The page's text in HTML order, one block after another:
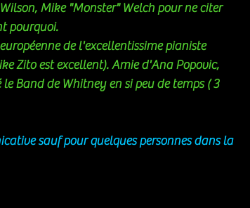
Mike "Monster" Welch pour ne citer
pourquoi.
de l'excellentissime pianiste
Zito est excellent). Amie d'Ana Popovic,
Band de Whitney en si peu de temps ( 3
sauf pour quelques personnes dans la